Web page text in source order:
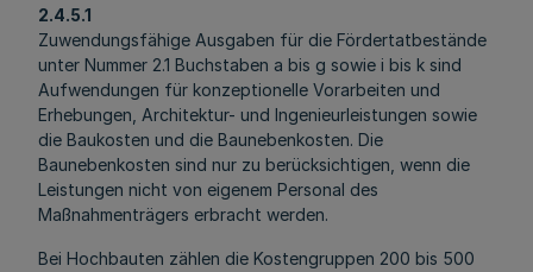
2.4.5.1
Zuwendungsfähige Ausgaben für die Fördertatbestände
unter Nummer 2.1 Buchstaben a bis g sowie i bis k sind
Aufwendungen für konzeptionelle Vorarbeiten und
Erhebungen, Architektur- und Ingenieurleistungen sowie
die Baukosten und die Baunebenkosten. Die
Baunebenkosten sind nur zu berücksichtigen, wenn die
Leistungen nicht von eigenem Personal des
Maßnahmenträgers erbracht werden.
Bei Hochbauten zählen die Kostengruppen 200 bis 500